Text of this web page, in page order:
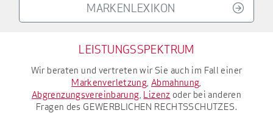
MARKENLEXIKON
LEISTUNGSSPEKTRUM
Wir beraten und vertreten wir Sie auch im Fall einer
Markenverletzung,Abmahnung,
Abgrenzungsvereinbarung, Lizenz oder bei anderen
Fragen des GEWERBLICHEN RECHTSSCHUTZES.